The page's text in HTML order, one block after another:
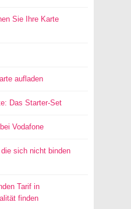
Sie Ihre Karte
aufladen
Das Starter-Set
Vodafone
sich nicht binden
Tarif in
finden